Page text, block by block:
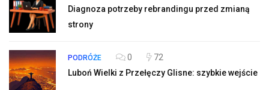
Diagnoza potrzeby rebrandingu przed zmianą
strony
PODRÓŻE 0
72
Luboń Wielki z Przełęczy Glisne: szybkie wejście